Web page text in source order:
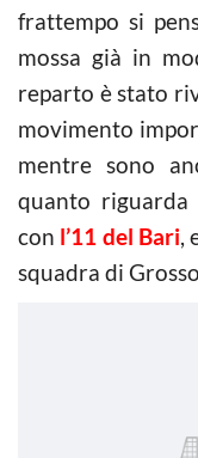
frattempo si
mossa già in
reparto è stato
movimento
mentre sono
quanto riguarda
con l’11 del Bari,
squadra di